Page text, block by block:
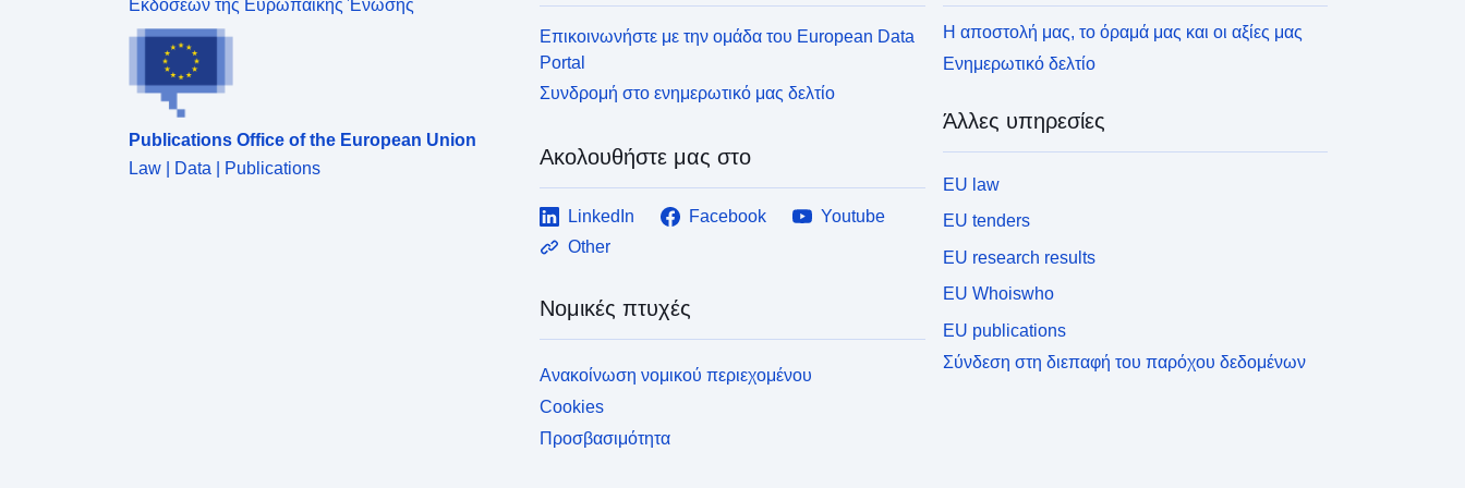
Εκδόσεων της Ευρωπαϊκής Ένωσης
Publications Office of the European Union
Law | Data | Publications
Επικοινωνήστε με την ομάδα του European Data
Portal
Συνδρομή στο ενημερωτικό μας δελτίο
Ακολουθήστε μας στο
LinkedIn Facebook
Youtube
Other
Νομικές πτυχές
Ανακοίνωση νομικού περιεχομένου
Cookies
Προσβασιμότητα
Η αποστολή μας, το όραμά μας και οι αξίες μας
Ενημερωτικό δελτίο
Άλλες υπηρεσίες
EU law
EU tenders
EU research results
EU Whoiswho
EU publications
Σύνδεση στη διεπαφή του παρόχου δεδομένων